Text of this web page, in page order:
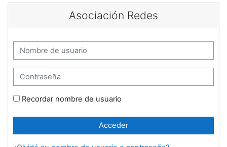
Salta al contenido principal
Asociación Redes
Nombre de usuario
Contraseña
Recordar nombre de usuario
Acceder